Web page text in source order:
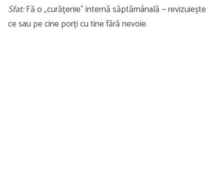
Sfat:Fă o „curățenie” internă săptămânală — revizuiește
ce sau pe cine porți cu tine fără nevoie.